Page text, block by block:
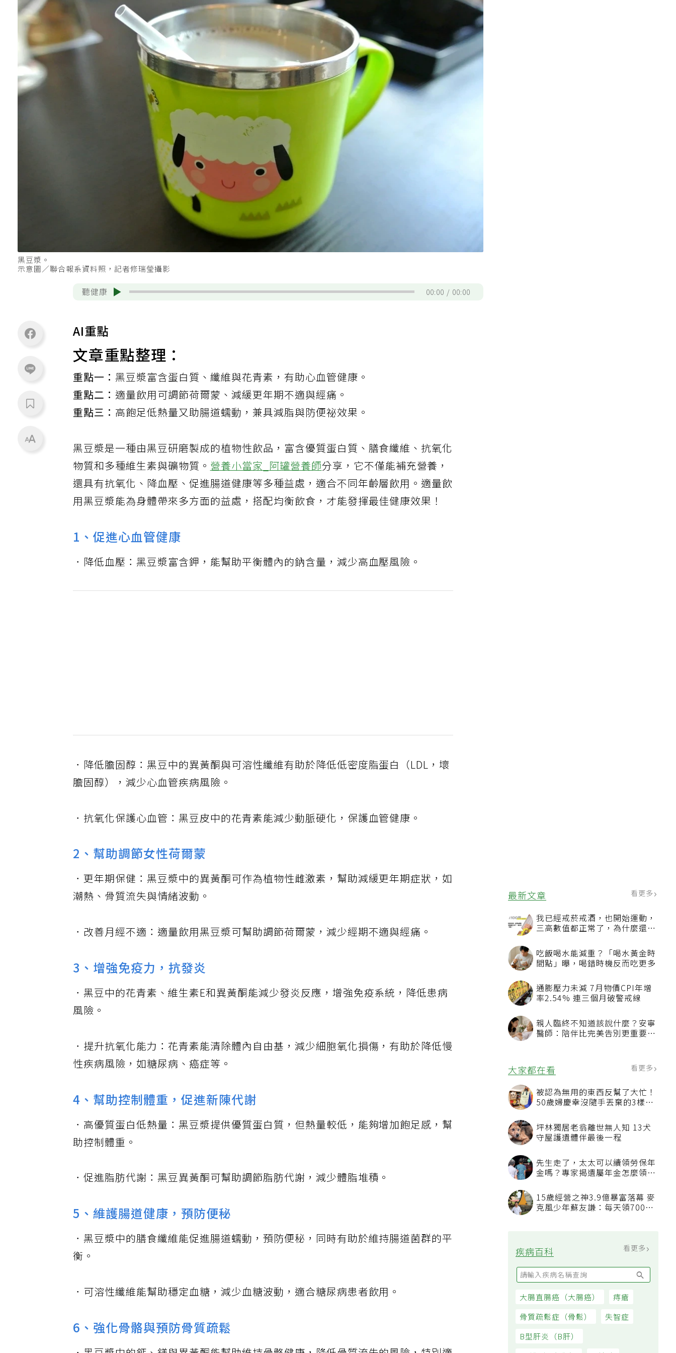
最新文章 看更多
我已經戒菸戒酒，也開始運動，
三高數值都正常了，為什麼還不
吃飯喝水能減重？「喝水黃金時
間點」曝，喝錯時機反而吃更多
通膨壓力未減 7月物價CPI年增
率2.54% 連三個月破警戒線
親人臨終不知道該說什麼？安寧
醫師：陪伴比完美告別更重要，
大家都在看
被認為無用的東西反幫了大忙！
50歲婦慶幸沒隨手丟棄的3樣物
坪林獨居老翁離世無人知 13犬
守屋護遺體伴最後一程
先生走了，太太可以續領勞保年
看順位還要看資格
15歲經營之神3.9億暴富落幕 麥
疾病百科
黑豆漿。
示意圖／聯合報系資料照，記者修瑞瑩攝影
聽健康 00:00 00:00
AI重點
文章重點整理：
重點一：黑豆漿富含蛋白質、纖維與花青素，有助心血管健康。
重點二： 適量飲用可調節荷爾蒙、減緩更年期不適與經痛。
重點三： 高飽足低熱量又助腸道蠕動，兼具減脂與防便祕效果。
黑豆漿是一種由黑豆研磨製成的植物性飲品，富含優質蛋白質、膳食纖維、抗氧化
物質和多種維生素與礦物質。營養小當家_阿罐營養師分享，它不僅能補充營養，
還具有抗氧化、降血壓、促進腸道健康等多種益處，適合不同年齡層飲用。適量飲
用黑豆漿能為身體帶來多方面的益處，搭配均衡飲食，才能發揮最佳健康效果！
1、促進心血管健康
．降低血壓：黑豆漿富含鉀，能幫助平衡體內的鈉含量，減少高血壓風險。
．降低膽固醇：黑豆中的異黃酮與可溶性纖維有助於降低低密度脂蛋白（LDL，壞
膽固醇），減少心血管疾病風險。
．抗氧化保護心血管：黑豆皮中的花青素能減少動脈硬化，保護血管健康。
2、幫助調節女性荷爾蒙
．更年期保健：黑豆漿中的異黃酮可作為植物性雌激素，幫助減緩更年期症狀，如
潮熱、骨質流失與情緒波動。
．改善月經不適：適量飲用黑豆漿可幫助調節荷爾蒙，減少經期不適與經痛。
3、增強免疫力，抗發炎
．黑豆中的花青素、維生素E和異黃酮能減少發炎反應，增強免疫系統，降低患病
風險。
．提升抗氧化能力：花青素能清除體內自由基，減少細胞氧化損傷，有助於降低慢
性疾病風險，如糖尿病、癌症等。
4、幫助控制體重，促進新陳代謝
．高優質蛋白低熱量：黑豆漿提供優質蛋白質，但熱量較低，能夠增加飽足感，幫
助控制體重。
．促進脂肪代謝：黑豆異黃酮可幫助調節脂肪代謝，減少體脂堆積。
5、維護腸道健康，預防便秘
．黑豆漿中的膳食纖維能促進腸道蠕動，預防便秘，同時有助於維持腸道菌群的平
衡。
．可溶性纖維能幫助穩定血糖，減少血糖波動，適合糖尿病患者飲用。
6、強化骨骼與預防骨質疏鬆